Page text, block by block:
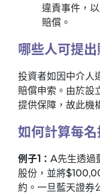
違責事件，
賠償。
哪些人可提出
投資者如因中介人
賠償申索。由於設
提供保障，故此機
如何計算每
例子1： A先生透過
股份，並將
約。一旦藍天證券